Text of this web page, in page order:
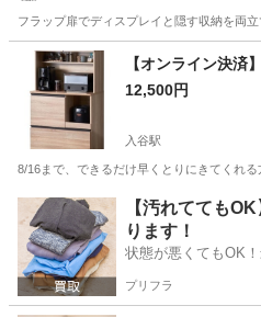
フラップ扉でディスプレイと隠す収納を両
東京 板橋区 新高島平駅 収納
【オンライン決済
12,500円
入谷駅
8/16まで、できるだけ早くとりにきてくれ
東京 台東区 入谷駅 家具
【汚れてても
ります！
状態が悪くてもOK
プリフラ